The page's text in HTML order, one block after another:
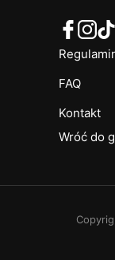
FAQ
Kontakt
Wróć do